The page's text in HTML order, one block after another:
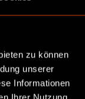
zu können
unserer
Informationen